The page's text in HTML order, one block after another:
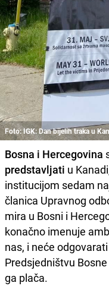
Foto: IGK: Dan bijelih traka u
Bosna i Hercegovina
predstavljati u
institucijom sedam
članica Upravnog
mira u Bosni i
konačno imenuje
nas, i neće
Predsjedništvu
ga plača.